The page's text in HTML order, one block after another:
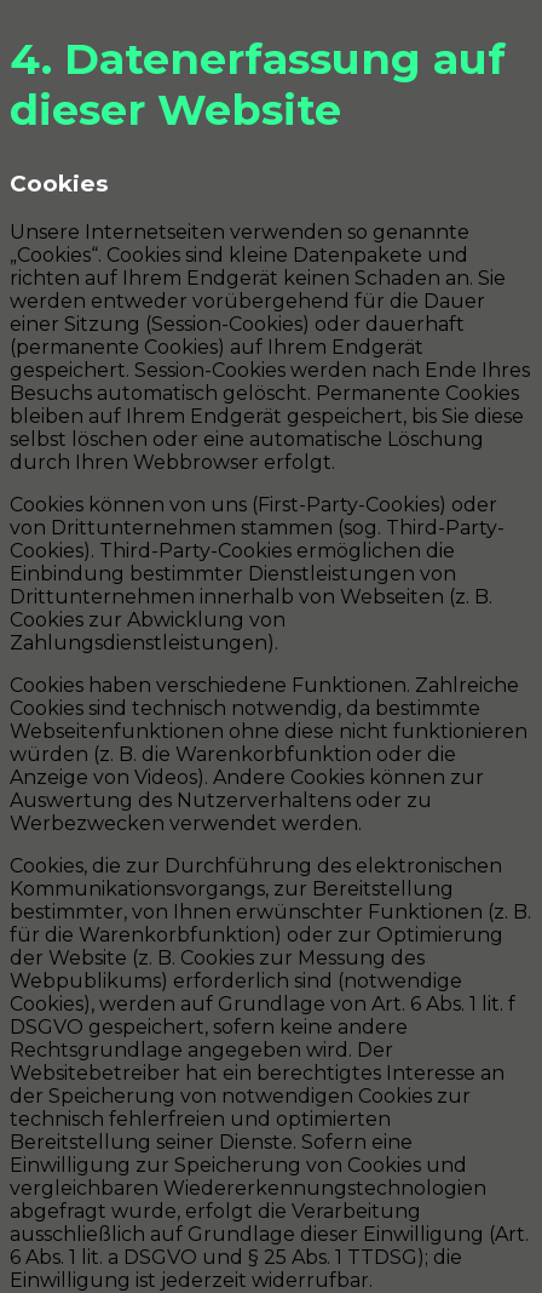
4. Datenerfassung auf
dieser Website
Cookies
Unsere Internetseiten verwenden so genannte
„Cookies“. Cookies sind kleine Datenpakete und
richten auf Ihrem Endgerät keinen Schaden an. Sie
werden entweder vorübergehend für die Dauer
einer Sitzung (Session-Cookies) oder dauerhaft
(permanente Cookies) auf Ihrem Endgerät
gespeichert. Session-Cookies werden nach Ende Ihres
Besuchs automatisch gelöscht. Permanente Cookies
bleiben auf Ihrem Endgerät gespeichert, bis Sie diese
selbst löschen oder eine automatische Löschung
durch Ihren Webbrowser erfolgt.
Cookies können von uns (First-Party-Cookies) oder
von Drittunternehmen stammen (sog. Third-Party-
Cookies). Third-Party-Cookies ermöglichen die
Einbindung bestimmter Dienstleistungen von
Drittunternehmen innerhalb von Webseiten (z. B.
Cookies zur Abwicklung von
Zahlungsdienstleistungen).
Cookies haben verschiedene Funktionen. Zahlreiche
Cookies sind technisch notwendig, da bestimmte
Webseitenfunktionen ohne diese nicht funktionieren
würden (z. B. die Warenkorbfunktion oder die
Anzeige von Videos). Andere Cookies können zur
Auswertung des Nutzerverhaltens oder zu
Werbezwecken verwendet werden.
Cookies, die zur Durchführung des elektronischen
Kommunikationsvorgangs, zur Bereitstellung
bestimmter, von Ihnen erwünschter Funktionen (z. B.
für die Warenkorbfunktion) oder zur Optimierung
der Website (z. B. Cookies zur Messung des
Webpublikums) erforderlich sind (notwendige
Cookies), werden auf Grundlage von Art. 6 Abs. 1 lit. f
DSGVO gespeichert, sofern keine andere
Rechtsgrundlage angegeben wird. Der
Websitebetreiber hat ein berechtigtes Interesse an
der Speicherung von notwendigen Cookies zur
technisch fehlerfreien und optimierten
Bereitstellung seiner Dienste. Sofern eine
Einwilligung zur Speicherung von Cookies und
vergleichbaren Wiedererkennungstechnologien
abgefragt wurde, erfolgt die Verarbeitung
ausschließlich auf Grundlage dieser Einwilligung (Art.
6 Abs. 1 lit. a DSGVO und § 25 Abs. 1 TTDSG); die
Einwilligung ist jederzeit widerrufbar.